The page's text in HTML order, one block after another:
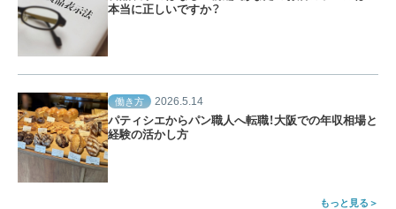
本当に正しいですか？
働き方 2026.5.14
パティシエからパン職人へ転職！大阪での年収相場と
経験の活かし方
もっと見る